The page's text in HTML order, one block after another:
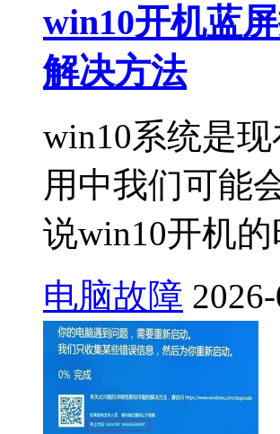
win10开机蓝
解决方法
win10系统是
用中我们可能
说win10开机
电脑故障